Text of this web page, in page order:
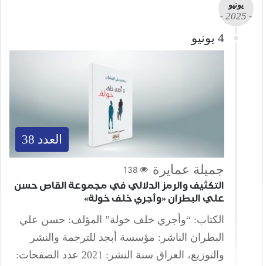
يونيو
- 2025 -
4 يونيو
العدد 38
جميلة عمايرة 138
التكثيف والرمز الدلالي في مجموعة القاص حسن
علي البطران «وأجري خلف خولة»
الكتاب: “وأجري خلف خولة” المؤلف: حسن علي
البطران الناشر: مؤسسة أبجد للترجمة والنشر
والتوزيع، العراق سنة النشر: 2021 عدد الصفحات: